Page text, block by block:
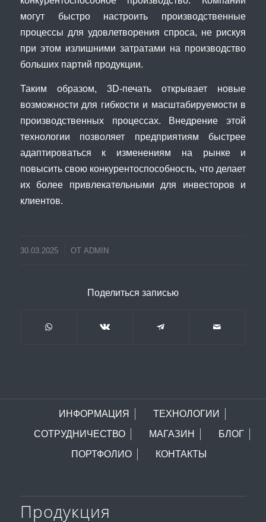
могут быстро настроить производственные
процессы для удовлетворения спроса, не рискуя
при этом излишними затратами на производство
больших партий продукции.
Таким образом, 3D-печать открывает новые
возможности для гибкости и масштабируемости в
производственных процессах. Внедрение этой
технологии позволяет предприятиям быстрее
адаптироваться к изменениям на рынке и
повысить свою конкурентоспособность, что делает
их более привлекательными для инвесторов и
клиентов.
30.03.2025 ОТ ADMIN
Поделиться записью
ИНФОРМАЦИЯ
ТЕХНОЛОГИИ
СОТРУДНИЧЕСТВО
МАГАЗИН
БЛОГ
ПОРТФОЛИО
КОНТАКТЫ
Продукция